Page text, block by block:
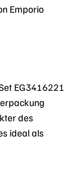
Emporio
EG3416221
des
ideal als